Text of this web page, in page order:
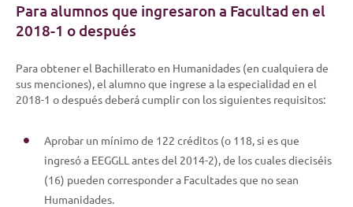
Para alumnos que ingresaron a Facultad en el
2018-1 o después
Para obtener el Bachillerato en Humanidades (en cualquiera de
sus menciones), el alumno que ingrese a la especialidad en el
2018-1 o después deberá cumplir con los siguientes requisitos:
Aprobar un mínimo de 122 créditos (o 118, si es que
ingresó a EEGGLL antes del 2014-2), de los cuales dieciséis
(16) pueden corresponder a Facultades que no sean
Humanidades.